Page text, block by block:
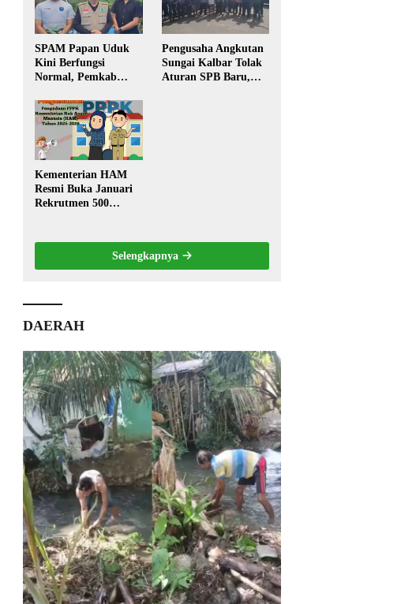
Pembangunan
SPAM Papan Uduk
Kini Berfungsi
Normal, Pemkab
Distribusi Air Bersih
Lancar ke Rumah
Warga
Pengusaha Angkutan
Sungai Kalbar Tolak
Aturan SPB Baru,
Kementerian HAM
Resmi Buka Januari
Rekrutmen 500
Selengkapnya
DAERAH